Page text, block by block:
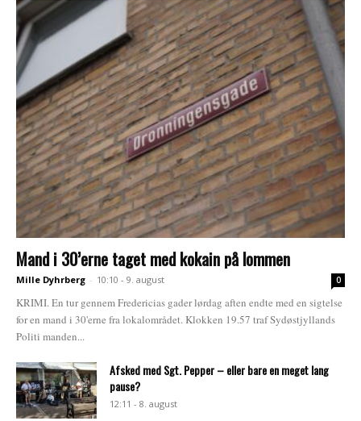
Mand i 30’erne taget med kokain på lommen
Mille Dyhrberg - 10:10 - 9. august 0
KRIMI. En tur gennem Fredericias gader lørdag aften endte med en sigtelse
for en mand i 30'erne fra lokalområdet. Klokken 19.57 traf Sydøstjyllands
Politi manden...
Afsked med Sgt. Pepper – eller bare en meget lang
pause?
12:11 - 8. august